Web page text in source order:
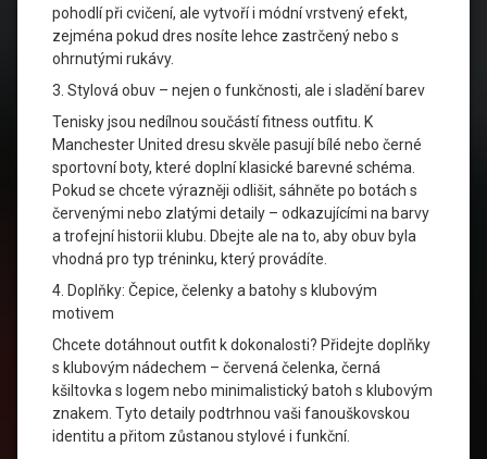
pohodlí při cvičení, ale vytvoří i módní vrstvený efekt,
zejména pokud dres nosíte lehce zastrčený nebo s
ohrnutými rukávy.
3. Stylová obuv – nejen o funkčnosti, ale i sladění barev
Tenisky jsou nedílnou součástí fitness outfitu. K
Manchester United dresu skvěle pasují bílé nebo černé
sportovní boty, které doplní klasické barevné schéma.
Pokud se chcete výrazněji odlišit, sáhněte po botách s
červenými nebo zlatými detaily – odkazujícími na barvy
a trofejní historii klubu. Dbejte ale na to, aby obuv byla
vhodná pro typ tréninku, který provádíte.
4. Doplňky: Čepice, čelenky a batohy s klubovým
motivem
Chcete dotáhnout outfit k dokonalosti? Přidejte doplňky
s klubovým nádechem – červená čelenka, černá
kšiltovka s logem nebo minimalistický batoh s klubovým
znakem. Tyto detaily podtrhnou vaši fanouškovskou
identitu a přitom zůstanou stylové i funkční.